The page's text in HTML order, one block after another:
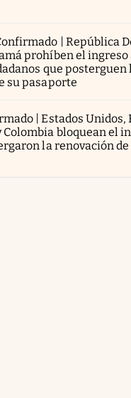
| República
prohíben el ingreso
que posterguen
su pasaporte
| Estados Unidos,
bloquean el
la renovación de